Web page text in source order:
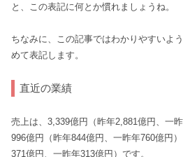
と、この表記に何とか慣れましょうね。
ちなみに、この記事ではわかりやすいよ
めて表記します。
直近の業績
売上は、3,339億円（昨年2,881億円、一
996億円（昨年844億円、一昨年760億円
371億円、一昨年313億円）です。